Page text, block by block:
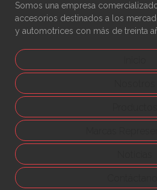
Somos una empresa
accesorios destinados a los
y automotrices con más de treinta